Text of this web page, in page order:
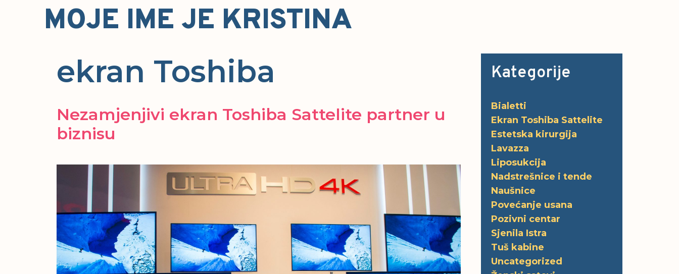
MOJE IME JE KRISTINA
ekran Toshiba
Nezamjenjivi ekran Toshiba Sattelite partner u
biznisu
Kategorije
Bialetti
Ekran Toshiba Sattelite
Estetska kirurgija
Lavazza
Liposukcija
Nadstrešnice i tende
Naušnice
Povećanje usana
Pozivni centar
Sjenila Istra
Tuš kabine
Uncategorized